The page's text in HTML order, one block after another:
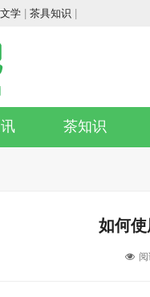
学 茶具知识
茶知识
如何